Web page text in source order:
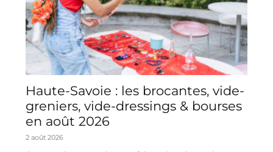
Haute-Savoie : les brocantes, vide-
greniers, vide-dressings & bourses
en août 2026
2 août 2026